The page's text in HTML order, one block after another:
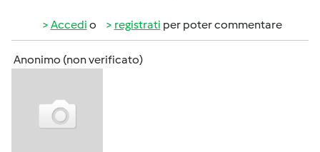
Accedi o registrati per poter commentare
Anonimo (non verificato)